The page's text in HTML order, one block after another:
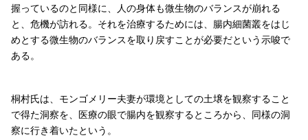
握っているのと同様に、人の身体も微生物のバランスが崩れる
と、危機が訪れる。それを治療するためには、腸内細菌叢をはじ
めとする微生物のバランスを取り戻すことが必要だという示唆で
ある。
桐村氏は、モンゴメリー夫妻が環境としての土壌を観察すること
で得た洞察を、医療の眼で腸内を観察するところから、同様の洞
察に行き着いたという。